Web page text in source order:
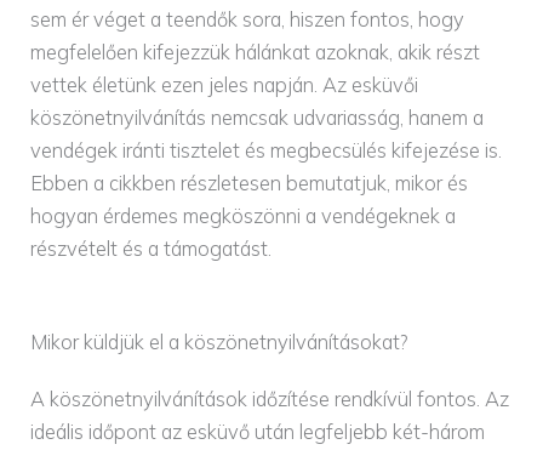
sem ér véget a teendők sora, hiszen fontos, hogy
megfelelően kifejezzük hálánkat azoknak, akik részt
vettek életünk ezen jeles napján. Az esküvői
köszönetnyilvánítás nemcsak udvariasság, hanem a
vendégek iránti tisztelet és megbecsülés kifejezése is.
Ebben a cikkben részletesen bemutatjuk, mikor és
hogyan érdemes megköszönni a vendégeknek a
részvételt és a támogatást.
Mikor küldjük el a köszönetnyilvánításokat?
A köszönetnyilvánítások időzítése rendkívül fontos. Az
ideális időpont az esküvő után legfeljebb két-három